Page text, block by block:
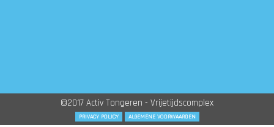
©2017 Activ Tongeren - Vrijetijdscomplex
PRIVACY POLICY ALGEMENE VOORWAARDEN